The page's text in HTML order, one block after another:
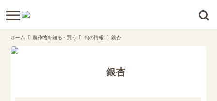
ホーム 農作物を知る・買う 旬の情報 銀杏
銀杏